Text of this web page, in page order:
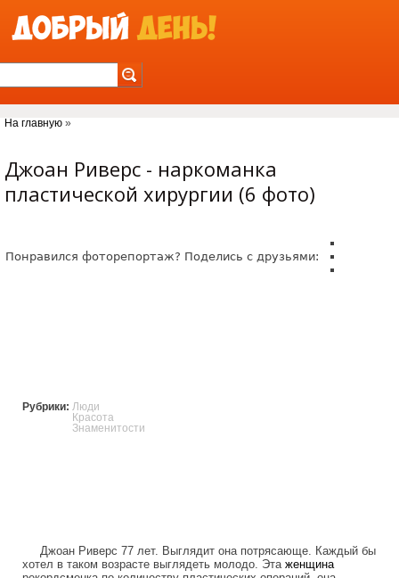
На главную »
Джоан Риверс - наркоманка
пластической хирургии (6 фото)
Понравился фоторепортаж? Поделись с друзьями:
Рубрики: Люди
Красота
Знаменитости
Джоан Риверс 77 лет. Выглядит она потрясающе. Каждый бы
хотел в таком возрасте выглядеть молодо. Эта женщина